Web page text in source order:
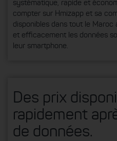
systématique, rapide et
compter sur Hmizapp et sa
disponibles dans tout le
et efficacement les données
leur smartphone.
Des prix
rapidement
de données.